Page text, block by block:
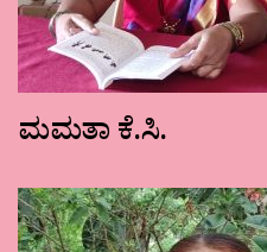
ಮಮತಾ ಕೆ.ಸಿ.